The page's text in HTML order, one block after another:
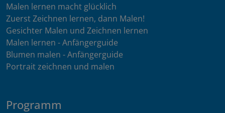
Malen lernen macht glücklich
Zuerst Zeichnen lernen, dann Malen!
Gesichter Malen und Zeichnen lernen
Malen lernen - Anfängerguide
Blumen malen - Anfängerguide
Portrait zeichnen und malen
Programm